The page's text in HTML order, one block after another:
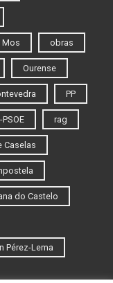
Mos obras
Ourense
PP
rag
Caselas
do Castelo
Pérez-Lema